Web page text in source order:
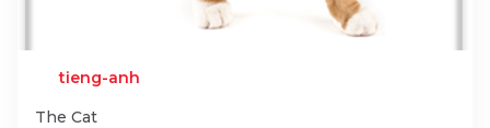
tieng-anh
The Cat